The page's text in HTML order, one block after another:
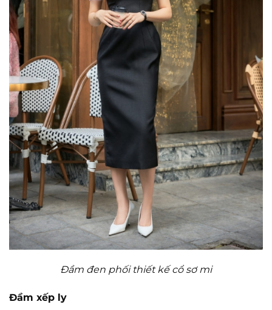
Đầm đen phối thiết kế cổ sơ mi
Đầm xếp ly